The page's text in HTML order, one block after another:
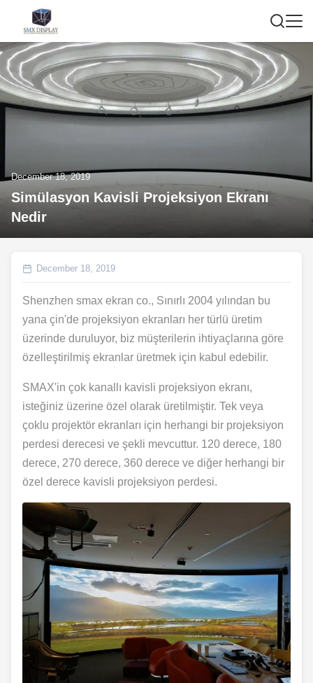
December 18, 2019
Simülasyon Kavisli Projeksiyon Ekranı
Nedir
December 18, 2019
Shenzhen smax ekran co., Sınırlı 2004 yılından bu
yana çin'de projeksiyon ekranları her türlü üretim
üzerinde duruluyor, biz müşterilerin ihtiyaçlarına göre
özelleştirilmiş ekranlar üretmek için kabul edebilir.
SMAX'in çok kanallı kavisli projeksiyon ekranı,
isteğiniz üzerine özel olarak üretilmiştir. Tek veya
çoklu projektör ekranları için herhangi bir projeksiyon
perdesi derecesi ve şekli mevcuttur. 120 derece, 180
derece, 270 derece, 360 derece ve diğer herhangi bir
özel derece kavisli projeksiyon perdesi.